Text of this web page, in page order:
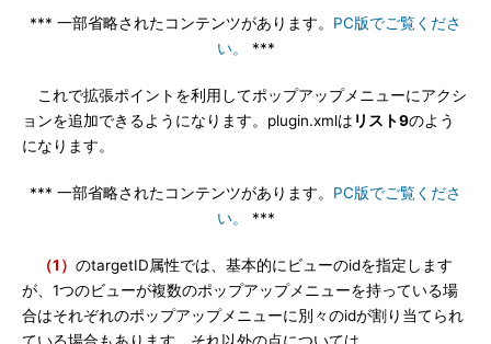
*** 一部省略されたコンテンツがあります。 PC版でご覧くださ
い。
***
これで拡張ポイントを利用してポップアップメニューにアクシ
ョンを追加できるようになります。plugin.xmlは リスト9のよう
になります。
*** 一部省略されたコンテンツがあります。 PC版でご覧くださ
い。
***
（1） のtargetID属性では、基本的にビューのidを指定します
が、1つのビューが複数のポップアップメニューを持っている場
合はそれぞれのポップアップメニューに別々のidが割り当てられ